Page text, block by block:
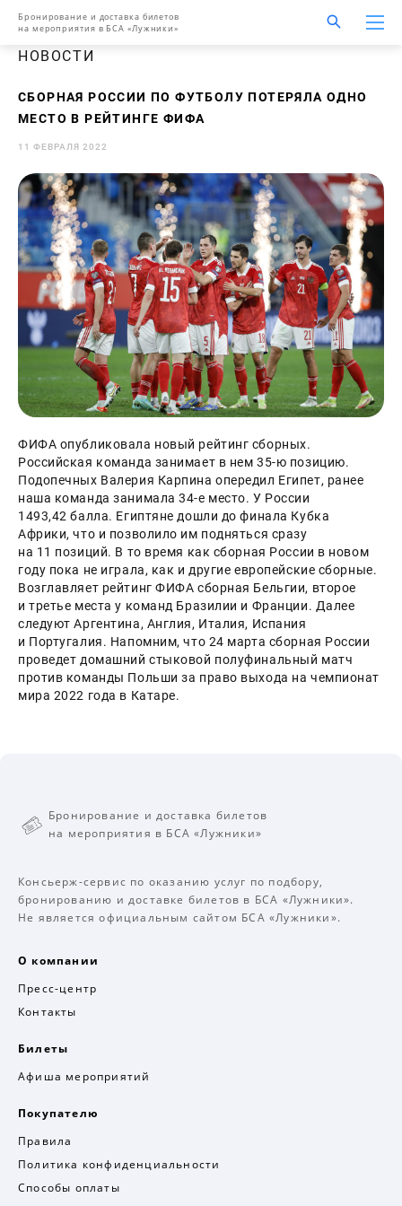
Бронирование и доставка билетов
на мероприятия в БСА «Лужники»
НОВОСТИ
СБОРНАЯ РОССИИ ПО ФУТБОЛУ ПОТЕРЯЛА ОДНО
МЕСТО В РЕЙТИНГЕ ФИФА
11 ФЕВРАЛЯ 2022
ФИФА опубликовала новый рейтинг сборных.
Российская команда занимает в нем 35-ю позицию.
Подопечных Валерия Карпина опередил Египет, ранее
наша команда занимала 34-е место. У России
1493,42 балла. Египтяне дошли до финала Кубка
Африки, что и позволило им подняться сразу
на 11 позиций. В то время как сборная России в новом
году пока не играла, как и другие европейские сборные.
Возглавляет рейтинг ФИФА сборная Бельгии, второе
и третье места у команд Бразилии и Франции. Далее
следуют Аргентина, Англия, Италия, Испания
и Португалия. Напомним, что 24 марта сборная России
проведет домашний стыковой полуфинальный матч
против команды Польши за право выхода на чемпионат
мира 2022 года в Катаре.
Бронирование и доставка билетов
на мероприятия в БСА «Лужники»
Консьерж-сервис по оказанию услуг по подбору,
бронированию и доставке билетов в БСА «Лужники».
Не является официальным сайтом БСА «Лужники».
О компании
Пресс-центр
Контакты
Билеты
Афиша мероприятий
Покупателю
Правила
Политика конфиденциальности
Способы оплаты